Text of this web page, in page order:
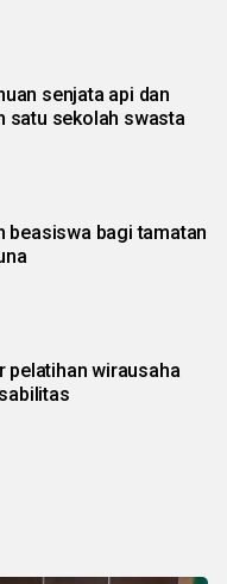
senjata api dan
satu sekolah swasta
beasiswa bagi tamatan
pelatihan wirausaha